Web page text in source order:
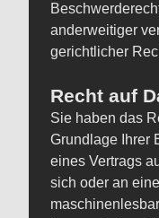
anderweitiger
gerichtlicher
Recht auf
Sie haben das
Grundlage Ihrer
eines Vertrags
sich oder an